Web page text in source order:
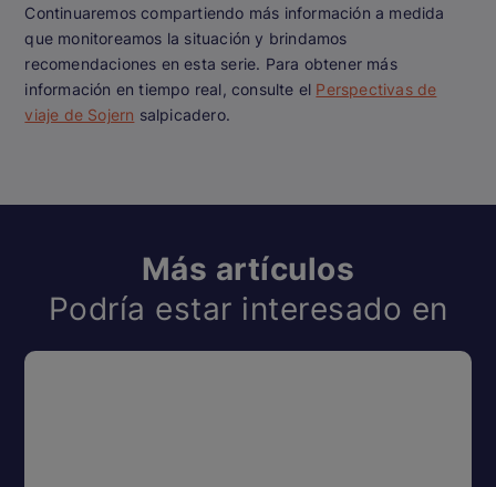
Continuaremos compartiendo más información a medida
que monitoreamos la situación y brindamos
recomendaciones en esta serie. Para obtener más
información en tiempo real, consulte el Perspectivas de
viaje de Sojern salpicadero.
Más artículos
Podría estar interesado en